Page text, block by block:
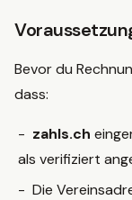
Bevor du
dass:
zahls.ch
als verifiziert
Die